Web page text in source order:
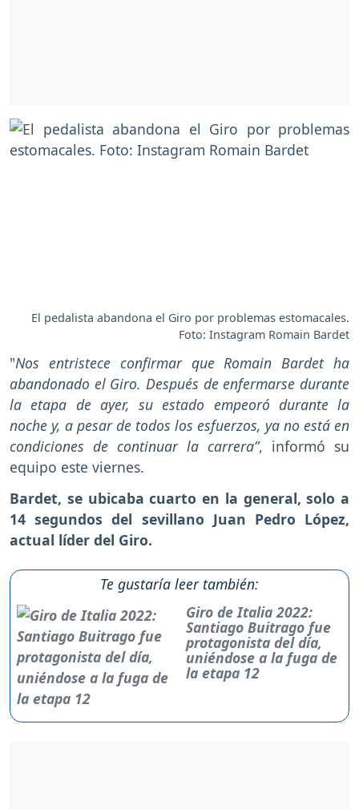
El pedalista abandona el Giro por problemas estomacales.
Foto: Instagram Romain Bardet
"Nos entristece confirmar que Romain Bardet ha
abandonado el Giro. Después de enfermarse durante
la etapa de ayer, su estado empeoró durante la
noche y, a pesar de todos los esfuerzos, ya no está en
condiciones de continuar la carrera”, informó su
equipo este viernes.
Bardet, se ubicaba cuarto en la general, solo a
14 segundos del sevillano Juan Pedro López,
actual líder del Giro.
Te gustaría leer también:
Giro de Italia 2022:
Santiago Buitrago fue
protagonista del día,
uniéndose a la fuga de
la etapa 12